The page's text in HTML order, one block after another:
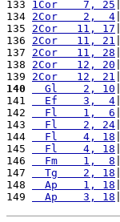
133 1Cor    7, 25
134 2Cor    2,  4
135 2Cor   11, 17
136 2Cor   11, 21
137 2Cor   11, 28
138 2Cor   12, 20
139 2Cor   12, 21
140
  Gl    2, 10
141
  Ef    3,  4
142
  Fl    1,  6
143
  Fl    2, 24
144
  Fl    4, 18
145
  Fl    4, 18
146
  Fm    1,  8
147
  Tg    2, 18
148
  Ap    1, 18
149
  Ap    3, 18